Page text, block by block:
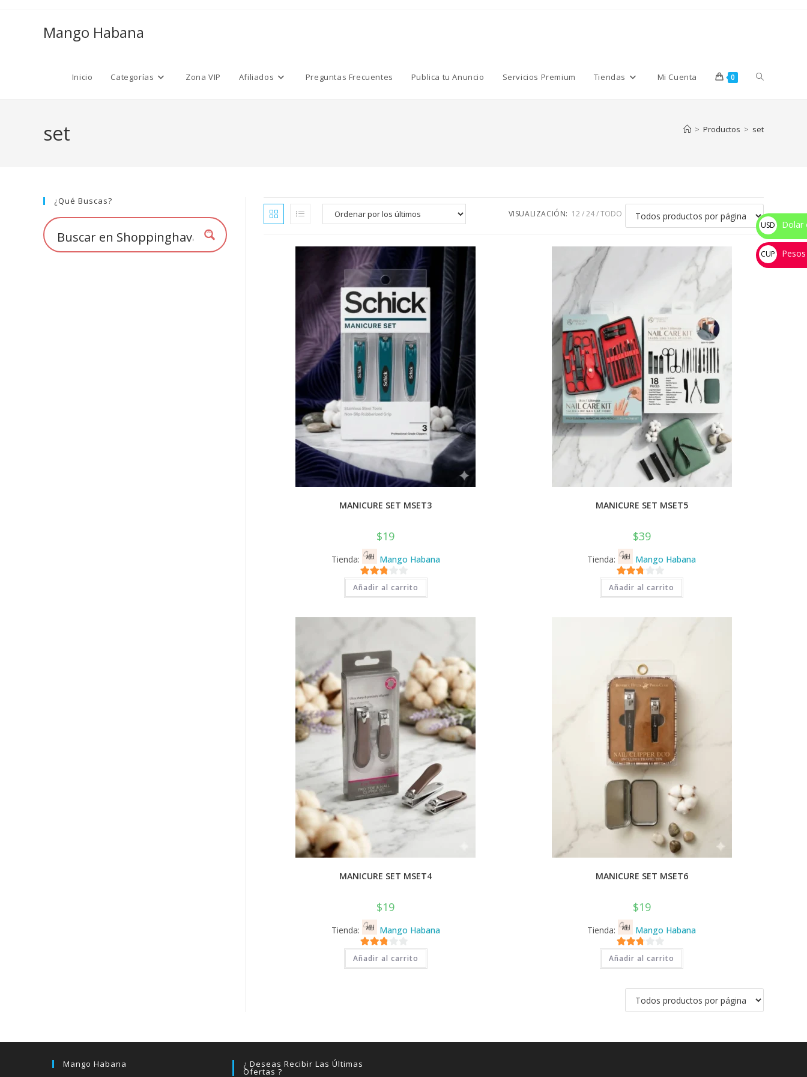
Mango Habana
Inicio Categorías Zona VIP Afiliados Preguntas Frecuentes Publica tu Anuncio Servicios Premium Tiendas Mi Cuenta 0 Alternar
web
set > Productos > set
VISUALIZACIÓN: 12 24 TODO
MANICURE SET MSET3
$19
Tienda: Mango Habana
2.71
de 5
Añadir al carrito
MANICURE SET MSET5
$39
Tienda: Mango Habana
2.71
de 5
Añadir al carrito
MANICURE SET MSET4
$19
Tienda: Mango Habana
2.71
de 5
Añadir al carrito
MANICURE SET MSET6
$19
Tienda: Mango Habana
2.71
de 5
Añadir al carrito
¿Qué Buscas?
Mango Habana ¿ Deseas Recibir Las Últimas
Ofertas ?
USD
$
Dolar
CUP
💰
Pesos